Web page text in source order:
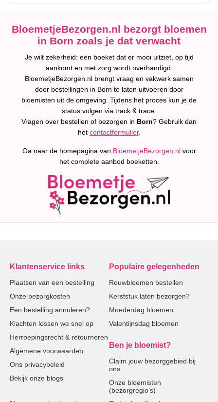
BloemetjeBezorgen.nl bezorgt bloemen
in Born zoals je dat verwacht
Je wilt zekerheid: een boeket dat er mooi uitziet, op tijd
aankomt en met zorg wordt overhandigd.
BloemetjeBezorgen.nl brengt vraag en vakwerk samen
door bestellingen in Born te laten uitvoeren door
bloemisten uit de omgeving. Tijdens het proces kun je de
status volgen via track & trace.
Vragen over bestellen of bezorgen in Born? Gebruik dan
het contactformulier.
Ga naar de homepagina van BloemetjeBezorgen.nlvoor
het complete aanbod boeketten.
Klantenservice links
Plaatsen van een bestelling
Onze bezorgkosten
Een bestelling annuleren?
Klachten lossen we snel op
Herroepingsrecht & retourneren
Algemene voorwaarden
Ons privacybeleid
Bekijk onze blogs
Populaire gelegenheden
Rouwbloemen bestellen
Kerststuk laten bezorgen?
Moederdag bloemen
Valentijnsdag bloemen
Ben je bloemist?
Claim jouw bezorggebied bij
ons
Onze bloemisten
(bezorgregio's)